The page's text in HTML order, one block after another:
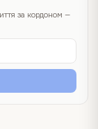
за кордоном —